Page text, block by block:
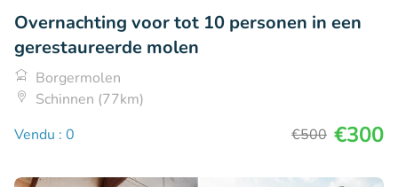
Overnachting voor tot 10 personen in een
gerestaureerde molen
Borgermolen
Schinnen (77km)
Vendu : 0
€500 €300